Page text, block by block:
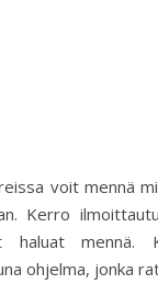
voit mennä
Kerro
haluat mennä.
ohjelma, jonka